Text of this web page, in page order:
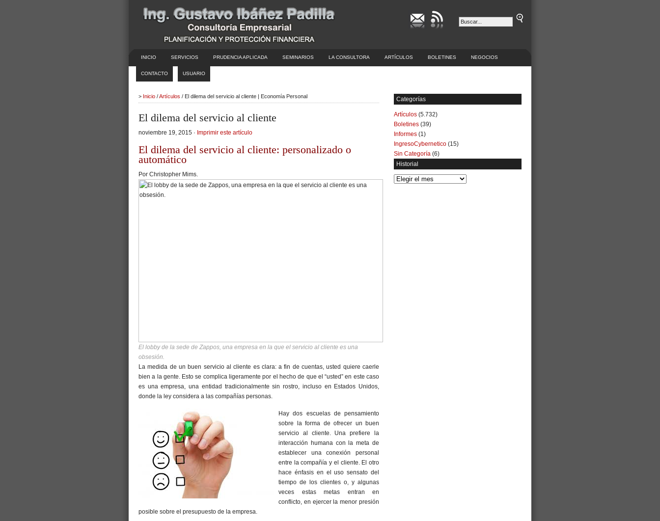
INICIO SERVICIOS PRUDENCIA APLICADA SEMINARIOS LA CONSULTORA ARTÍCULOS BOLETINES NEGOCIOS
CONTACTO USUARIO
> Inicio /Artículos / El dilema del servicio al cliente | Economía Personal
El dilema del servicio al cliente
noviembre 19, 2015 · Imprimir este artículo
El dilema del servicio al cliente: personalizado o
automático
Por Christopher Mims.
El lobby de la sede de Zappos, una empresa en la que el servicio al cliente es una
obsesión.
La medida de un buen servicio al cliente es clara: a fin de cuentas, usted quiere caerle
bien a la gente. Esto se complica ligeramente por el hecho de que el “usted” en este caso
es una empresa, una entidad tradicionalmente sin rostro, incluso en Estados Unidos,
donde la ley considera a las compañías personas.
Hay dos escuelas de pensamiento
sobre la forma de ofrecer un buen
servicio al cliente. Una prefiere la
interacción humana con la meta de
establecer una conexión personal
entre la compañía y el cliente. El otro
hace énfasis en el uso sensato del
tiempo de los clientes o, y algunas
veces estas metas entran en
conflicto, en ejercer la menor presión
posible sobre el presupuesto de la empresa.
Categorías
Artículos (5.732)
Boletines (39)
Informes (1)
IngresoCybernetico (15)
Sin Categoría (6)
Historial
Historial